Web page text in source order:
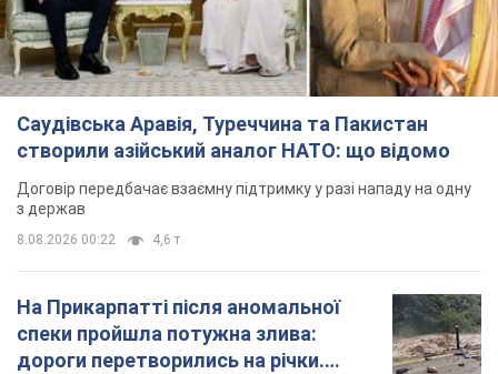
Саудівська Аравія, Туреччина та Пакистан
створили азійський аналог НАТО: що відомо
Договір передбачає взаємну підтримку у разі нападу на одну
з держав
8.08.2026 00:22 4,6 т.
На Прикарпатті після аномальної
спеки пройшла потужна злива:
дороги перетворились на річки.